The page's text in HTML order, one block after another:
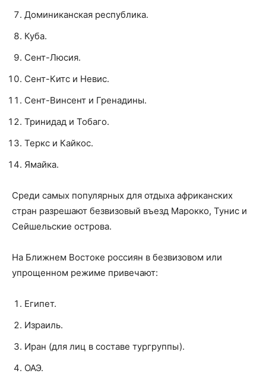
Доминиканская республика.
Куба.
Сент-Люсия.
Сент-Китс и Невис.
Сент-Винсент и Гренадины.
Тринидад и Тобаго.
Теркс и Кайкос.
Ямайка.
Среди самых популярных для отдыха африканских
стран разрешают безвизовый въезд Марокко, Тунис и
Сейшельские острова.
На Ближнем Востоке россиян в безвизовом или
упрощенном режиме привечают:
Египет.
Израиль.
Иран (для лиц в составе тургруппы).
ОАЭ.